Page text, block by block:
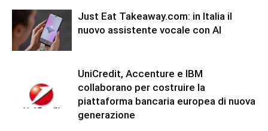
Just Eat Takeaway.com: in Italia il
nuovo assistente vocale con AI
UniCredit, Accenture e IBM
collaborano per costruire la
piattaforma bancaria europea di nuova
generazione